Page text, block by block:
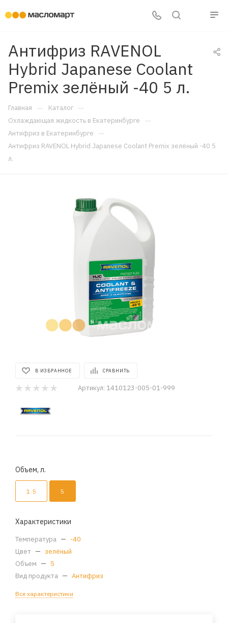
Антифриз RAVENOL
Hybrid Japanese Coolant
Premix зелёный -40 5 л.
Главная — Каталог —
Охлаждающая жидкость в Екатеринбурге —
Антифриз в Екатеринбурге —
Антифриз RAVENOL Hybrid Japanese Coolant Premix зелёный -40 5
л.
В ИЗБРАННОЕ СРАВНИТЬ
Артикул: 1410123-005-01-999
Объем, л.
1.5 5
Характеристики
Температура — -40
Цвет — зелёный
Объем — 5
Вид продукта — Антифриз
Все характеристики